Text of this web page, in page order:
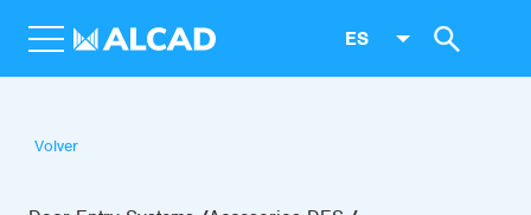
ES
Volver